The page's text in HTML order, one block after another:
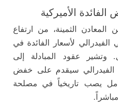
الأميركية
المعادن الثمينة، من ارتفاع
لأسعار الفائدة في
وتشير عقود المبادلة إلى
الفيدرالي سيقدم على خفض
يصب تاريخياً في مصلحة